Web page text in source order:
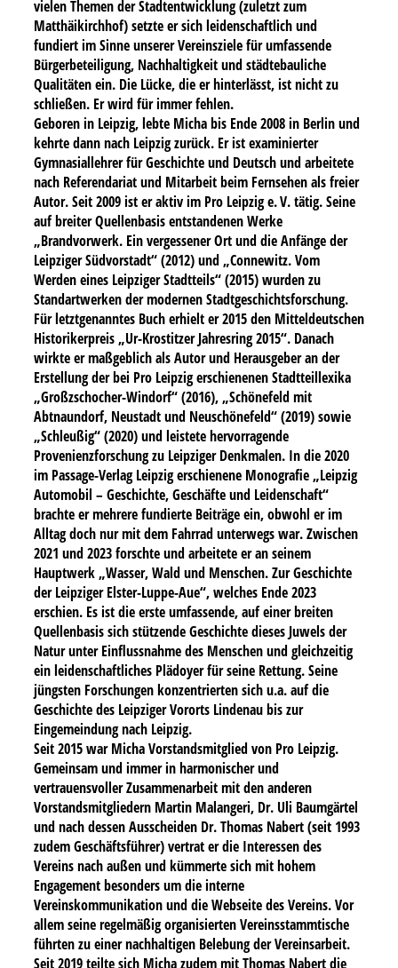
vielen Themen der Stadtentwicklung (zuletzt zum
Matthäikirchhof) setzte er sich leidenschaftlich und
fundiert im Sinne unserer Vereinsziele für umfassende
Bürgerbeteiligung, Nachhaltigkeit und städtebauliche
Qualitäten ein. Die Lücke, die er hinterlässt, ist nicht zu
schließen. Er wird für immer fehlen.
Geboren in Leipzig, lebte Micha bis Ende 2008 in Berlin und
kehrte dann nach Leipzig zurück. Er ist examinierter
Gymnasiallehrer für Geschichte und Deutsch und arbeitete
nach Referendariat und Mitarbeit beim Fernsehen als freier
Autor. Seit 2009 ist er aktiv im Pro Leipzig e. V. tätig. Seine
auf breiter Quellenbasis entstandenen Werke
„Brandvorwerk. Ein vergessener Ort und die Anfänge der
Leipziger Südvorstadt“ (2012) und „Connewitz. Vom
Werden eines Leipziger Stadtteils“ (2015) wurden zu
Standartwerken der modernen Stadtgeschichtsforschung.
Für letztgenanntes Buch erhielt er 2015 den Mitteldeutschen
Historikerpreis „Ur-Krostitzer Jahresring 2015“. Danach
wirkte er maßgeblich als Autor und Herausgeber an der
Erstellung der bei Pro Leipzig erschienenen Stadtteillexika
„Großzschocher-Windorf“ (2016), „Schönefeld mit
Abtnaundorf, Neustadt und Neuschönefeld“ (2019) sowie
„Schleußig“ (2020) und leistete hervorragende
Provenienzforschung zu Leipziger Denkmalen. In die 2020
im Passage-Verlag Leipzig erschienene Monografie „Leipzig
Automobil – Geschichte, Geschäfte und Leidenschaft“
brachte er mehrere fundierte Beiträge ein, obwohl er im
Alltag doch nur mit dem Fahrrad unterwegs war. Zwischen
2021 und 2023 forschte und arbeitete er an seinem
Hauptwerk „Wasser, Wald und Menschen. Zur Geschichte
der Leipziger Elster-Luppe-Aue“, welches Ende 2023
erschien. Es ist die erste umfassende, auf einer breiten
Quellenbasis sich stützende Geschichte dieses Juwels der
Natur unter Einflussnahme des Menschen und gleichzeitig
ein leidenschaftliches Plädoyer für seine Rettung. Seine
jüngsten Forschungen konzentrierten sich u.a. auf die
Geschichte des Leipziger Vororts Lindenau bis zur
Eingemeindung nach Leipzig.
Seit 2015 war Micha Vorstandsmitglied von Pro Leipzig.
Gemeinsam und immer in harmonischer und
vertrauensvoller Zusammenarbeit mit den anderen
Vorstandsmitgliedern Martin Malangeri, Dr. Uli Baumgärtel
und nach dessen Ausscheiden Dr. Thomas Nabert (seit 1993
zudem Geschäftsführer) vertrat er die Interessen des
Vereins nach außen und kümmerte sich mit hohem
Engagement besonders um die interne
Vereinskommunikation und die Webseite des Vereins. Vor
allem seine regelmäßig organisierten Vereinsstammtische
führten zu einer nachhaltigen Belebung der Vereinsarbeit.
Seit 2019 teilte sich Micha zudem mit Thomas Nabert die